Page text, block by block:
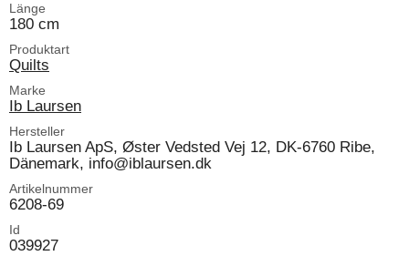
Länge
180 cm
Produktart
Quilts
Marke
Ib Laursen
Hersteller
Ib Laursen ApS, Øster Vedsted Vej 12, DK-6760 Ribe,
Dänemark, info@iblaursen.dk
Artikelnummer
6208-69
Id
039927